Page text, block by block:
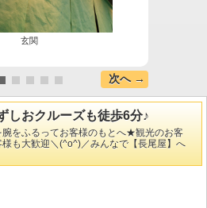
玄関
次へ →
しおクルーズも徒歩6分♪
をふるってお客様のもとへ★観光のお客
も大歓迎＼(^o^)／みんなで【長尾屋】へ